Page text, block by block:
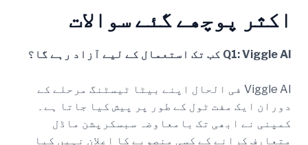
اکثر پوچھے گئے سوالات
Q1: Viggle AI کب تک استعمال کے لیے آزاد رہے گا؟
Viggle AI فی الحال اپنے بیٹا ٹیسٹنگ مرحلے کے
دوران ایک مفت ٹول کے طور پر پیش کیا جاتا ہے۔
کمپنی نے ابھی تک بامعاوضہ سبسکرپشن ماڈل
متعارف کرانے کے کسی منصوبے کا اعلان نہیں کیا